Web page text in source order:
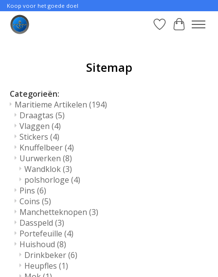
Koop voor het goede doel
Verlanglijst
Sitemap
Categorieën:
Maritieme Artikelen (194)
Draagtas (5)
Vlaggen (4)
Stickers (4)
Knuffelbeer(4)
Uurwerken (8)
Wandklok(3)
polshorloge (4)
Pins (6)
Coins (5)
Manchetteknopen (3)
Dasspeld (3)
Portefeuille (4)
Huishoud (8)
Drinkbeker(6)
Heupfles (1)